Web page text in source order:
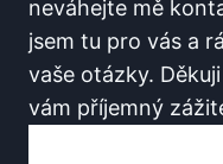
⁤neváhejte mě
jsem tu pro vás a
vaše ⁢otázky.
vám příjemný